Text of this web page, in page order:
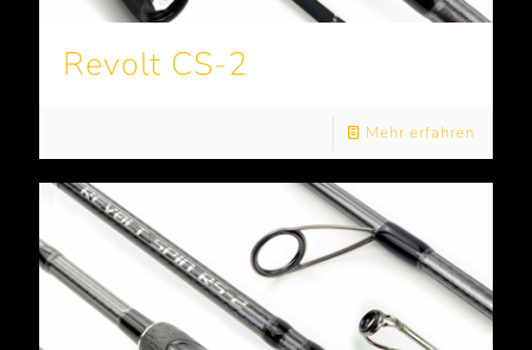
Revolt CS-2
Mehr erfahren